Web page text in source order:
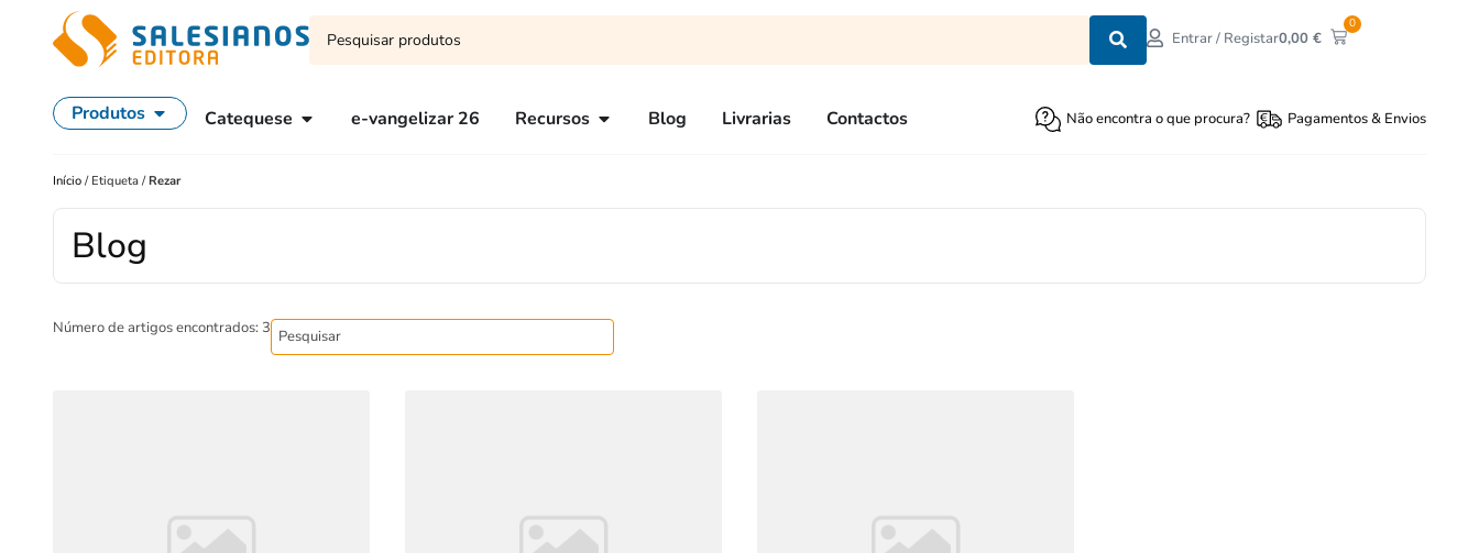
Entrar / Registar0,00€
0
Produtos Catequese e-vangelizar 26 Recursos Blog Livrarias Contactos Não encontra o que procura? Pagamentos & Envios
Início / Etiqueta /Rezar
Blog
Número de artigos encontrados: 3